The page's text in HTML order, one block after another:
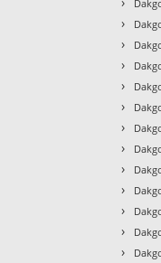
›
›
›
›
›
›
›
›
›
›
›
›